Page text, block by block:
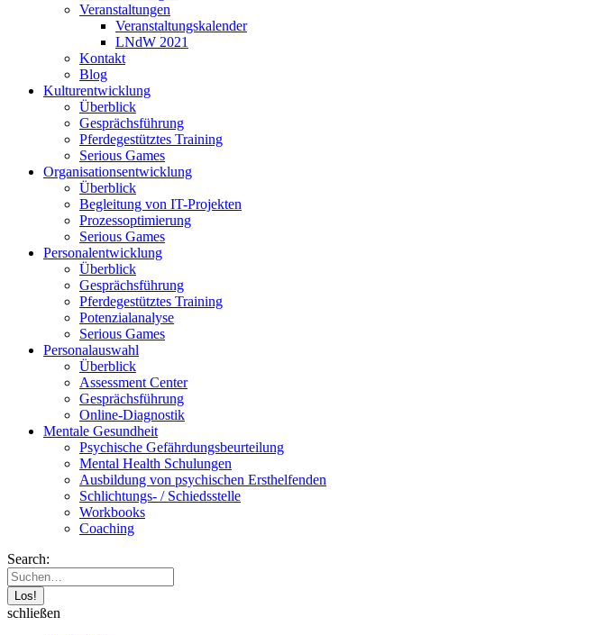
Veranstaltungen
Veranstaltungskalender
LNdW 2021
Kontakt
Blog
Kulturentwicklung
Überblick
Gesprächsführung
Pferdegestütztes Training
Serious Games
Organisationsentwicklung
Überblick
Begleitung von IT-Projekten
Prozessoptimierung
Serious Games
Personalentwicklung
Überblick
Gesprächsführung
Pferdegestütztes Training
Potenzialanalyse
Serious Games
Personalauswahl
Überblick
Assessment Center
Gesprächsführung
Online-Diagnostik
Mentale Gesundheit
Psychische Gefährdungs­beurteilung
Mental Health Schulungen
Ausbildung von psychischen Ersthelfenden
Schlichtungs- / Schiedsstelle
Workbooks
Coaching
Search:
schließen